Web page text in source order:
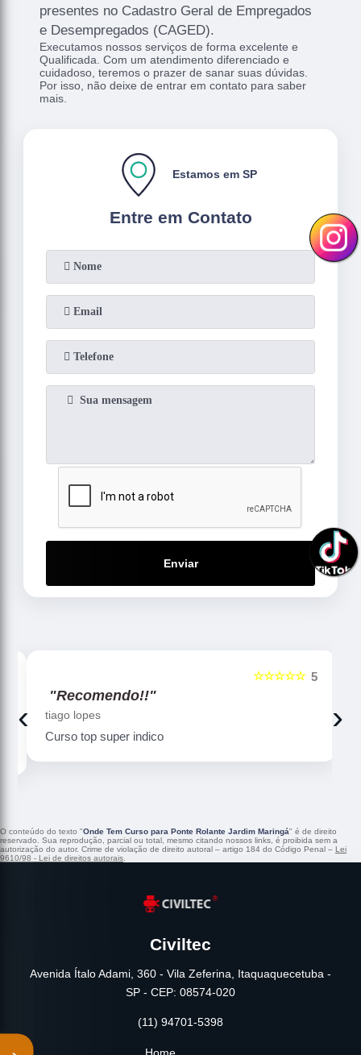
presentes no Cadastro Geral de Empregados
e Desempregados (CAGED).
Executamos nossos serviços de forma excelente e
Qualificada. Com um atendimento diferenciado e
cuidadoso, teremos o prazer de sanar suas dúvidas.
Por isso, não deixe de entrar em contato para saber
mais.
Entre em Contato
Estamos em SP
Enviar
5
☆☆☆☆☆
"Recomendo!!"
tiago lopes
Curso top super indico
‹ ›
O conteúdo do texto "Onde Tem Curso para Ponte Rolante Jardim Maringá" é de direito
reservado. Sua reprodução, parcial ou total, mesmo citando nossos links, é proibida sem a
autorização do autor. Crime de violação de direito autoral – artigo 184 do Código Penal – Lei
9610/98 - Lei de direitos autorais.
Civiltec
Avenida Ítalo Adami, 360 - Vila Zeferina, Itaquaquecetuba -
SP - CEP: 08574-020
(11) 94701-5398